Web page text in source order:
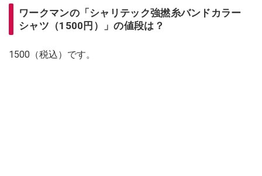
ワークマンの「シャリテック強撚糸バンドカラー
シャツ（1500円）」の値段は？
1500（税込）です。